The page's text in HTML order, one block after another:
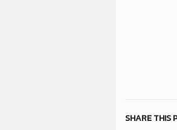
SHARE THIS